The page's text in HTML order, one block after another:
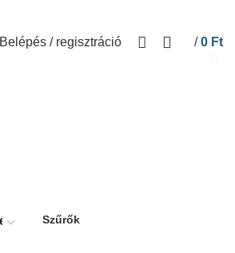
Belépés / regisztráció / 0 Ft
Szűrők